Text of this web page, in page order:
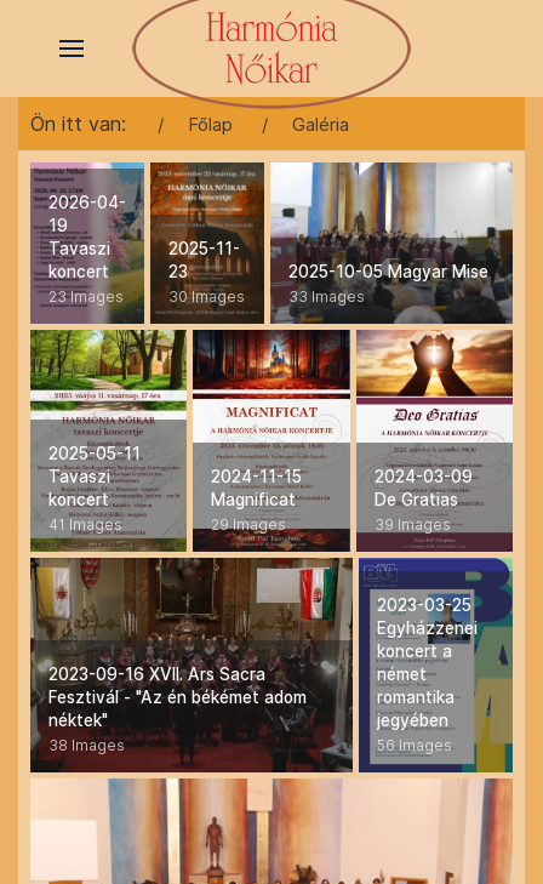
Ön itt van: Főlap Galéria
2026-04-
19
Tavaszi
koncert
23 Images
2025-11-
23
30 Images
2025-10-05 Magyar Mise
33 Images
2025-05-11
Tavaszi
koncert
41 Images
2024-11-15
Magnificat
29 Images
2024-03-09
De Gratias
39 Images
2023-09-16 XVII. Ars Sacra
Fesztivál - "Az én békémet adom
néktek"
38 Images
2023-03-25
Egyházzenei
koncert a
német
romantika
jegyében
56 Images